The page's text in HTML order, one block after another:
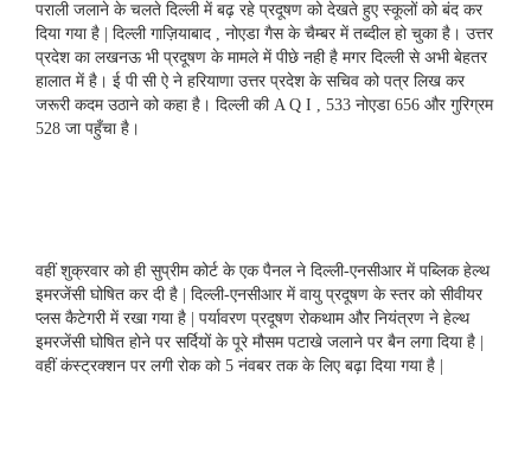
पराली जलाने के चलते दिल्ली में बढ़ रहे प्रदूषण को देखते हुए स्कूलों को बंद कर
दिया गया है | दिल्ली गाज़ियाबाद , नोएडा गैस के चैम्बर में तब्दील हो चुका है। उत्तर
प्रदेश का लखनऊ भी प्रदूषण के मामले में पीछे नही है मगर दिल्ली से अभी बेहतर
हालात में है। ई पी सी ऐ ने हरियाणा उत्तर प्रदेश के सचिव को पत्र लिख कर
जरूरी कदम उठाने को कहा है। दिल्ली की A Q I , 533 नोएडा 656 और गुरिग्रम
528 जा पहुँचा है।
वहीं शुक्रवार को ही सुप्रीम कोर्ट के एक पैनल ने दिल्ली-एनसीआर में पब्लिक हेल्थ
इमरजेंसी घोषित कर दी है | दिल्ली-एनसीआर में वायु प्रदूषण के स्तर को सीवीयर
प्लस कैटेगरी में रखा गया है | पर्यावरण प्रदूषण रोकथाम और नियंत्रण ने हेल्थ
इमरजेंसी घोषित होने पर सर्दियों के पूरे मौसम पटाखे जलाने पर बैन लगा दिया है |
वहीं कंस्ट्रक्शन पर लगी रोक को 5 नंवबर तक के लिए बढ़ा दिया गया है |